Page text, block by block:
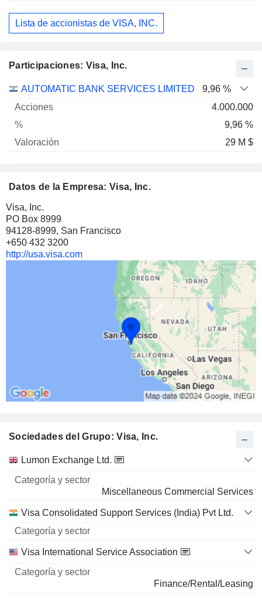
Lista de accionistas de VISA, INC.
Participaciones: Visa, Inc.
Nombre Acciones % Valoración
AUTOMATIC BANK SERVICES LIMITED
9,96 %
4.000.000
9,96 %
29 M $
Datos de la Empresa: Visa, Inc.
Visa, Inc.
PO Box 8999
94128-8999, San Francisco
+650 432 3200
http://usa.visa.com
Sociedades del Grupo: Visa, Inc.
Categoría
Lumon Exchange Ltd.
Miscellaneous Commercial Services
Visa Consolidated Support Services (India) Pvt Ltd.
Visa International Service Association
Finance/Rental/Leasing